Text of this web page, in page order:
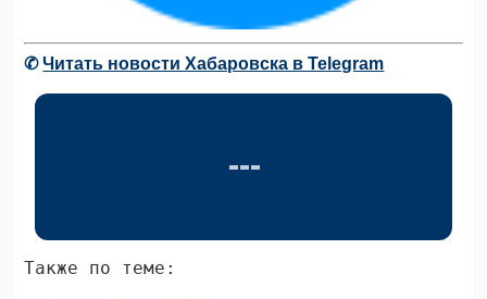
✆Читать новости Хабаровска в Telegram
Также по теме: